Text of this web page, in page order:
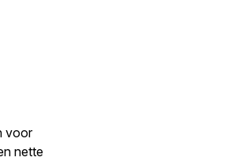
voor
nette